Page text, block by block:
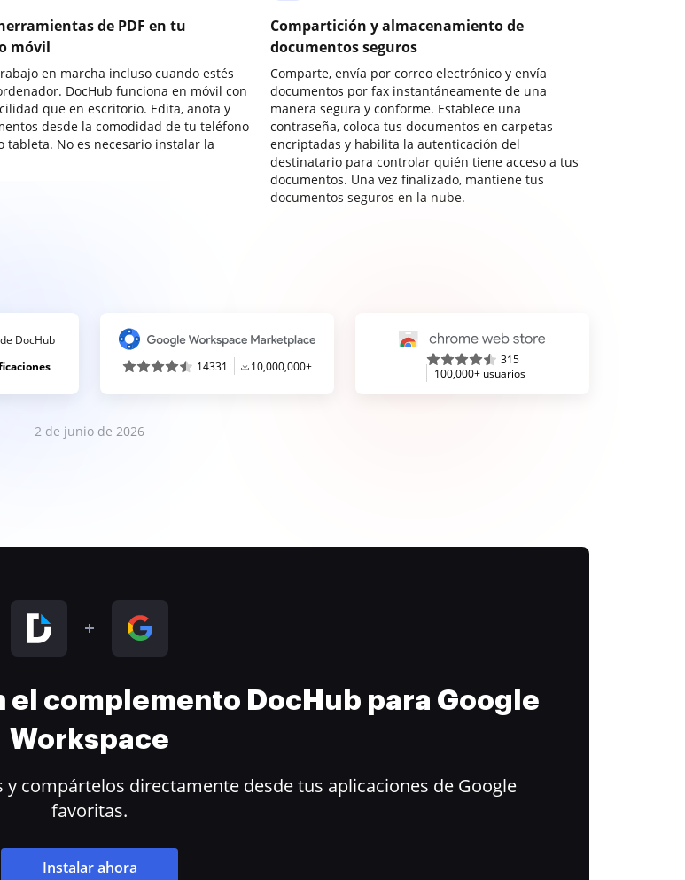
de PDF en tu
móvil
en marcha incluso cuando estés
DocHub funciona en móvil con
que en escritorio. Edita, anota y
desde la comodidad de tu teléfono
tableta. No es necesario instalar la
Compartición y almacenamiento de
documentos seguros
Comparte, envía por correo electrónico y envía
documentos por fax instantáneamente de una
manera segura y conforme. Establece una
contraseña, coloca tus documentos en carpetas
encriptadas y habilita la autenticación del
destinatario para controlar quién tiene acceso a tus
documentos. Una vez finalizado, mantiene tus
documentos seguros en la nube.
DocHub
14331 10,000,000+
315
100,000+ usuarios
2 de junio de 2026
complemento DocHub para Google
Workspace
compártelos directamente desde tus aplicaciones de Google
favoritas.
Instalar ahora